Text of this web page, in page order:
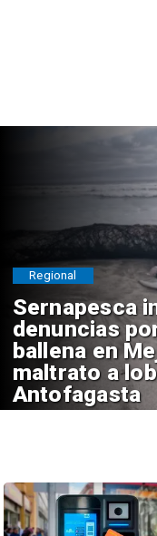
Sernapesca
denuncias
ballena en
maltrato a
Antofagasta
Regional